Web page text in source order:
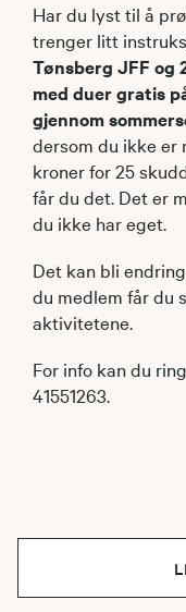
Har du lyst til å
trenger litt
Tønsberg JFF og
med duer gratis
gjennom
dersom du ikke er
kroner for 25
får du det. Det er
du ikke har eget.
Det kan bli
du medlem får du
aktivitetene.
For info kan du
41551263.